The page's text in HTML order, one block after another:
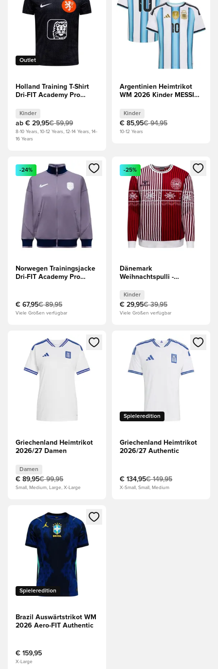
Outlet
Holland Training T-Shirt
Dri-FIT Academy Pro
EM 2025 - Schwarz/Weiß
Kinder
Kinder
ab € 29,95€ 59,99
8-10 Years, 10-12 Years, 12-14 Years, 14-
16 Years
Argentinien Heimtrikot
WM 2026 Kinder MESSI
Kinder
€ 85,95€ 94,95
10-12 Years
Öffnet ein Fenster zum Anmelden oder Registrieren als
-24%
Norwegen Trainingsjacke
Dri-FIT Academy Pro
€ 67,95€ 89,95
Viele Größen verfügbar
Öffnet ein Fenster zum
-25%
Dänemark
Weihnachtspulli -
Kinder
€ 29,95€ 39,95
Viele Größen verfügbar
Öffnet ein Fenster zum Anmelden oder Registrieren als
Griechenland Heimtrikot
2026/27 Damen
Damen
€ 89,95€ 99,95
Small, Medium, Large, X-Large
Öffnet ein Fenster zum
Spieleredition
Griechenland Heimtrikot
2026/27 Authentic
€ 134,95€ 149,95
X-Small, Small, Medium
Öffnet ein Fenster zum Anmelden oder Registrieren als
Spieleredition
Brazil Auswärtstrikot WM
2026 Aero-FIT Authentic
€ 159,95
X-Large